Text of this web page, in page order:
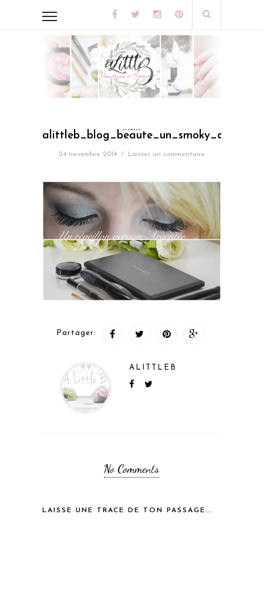
24 novembre 2014 / Laisser un commentaire
Partager:
ALITTLEB
No Comments
LAISSE UNE TRACE DE TON PASSAGE...